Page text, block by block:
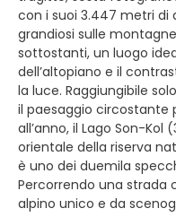
con i suoi 3.447 metri
grandiosi sulle
sottostanti, un luogo
dell’altopiano e il
la luce. Raggiungibile
il paesaggio circostante
all’anno, il Lago Son-
orientale della riserva
è uno dei duemila
Percorrendo una strada
alpino unico e da